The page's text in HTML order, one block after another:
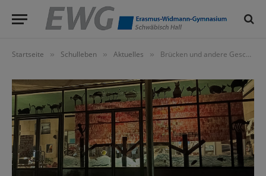
Startseite » Schulleben » Aktuelles » Brücken und andere Geschichten